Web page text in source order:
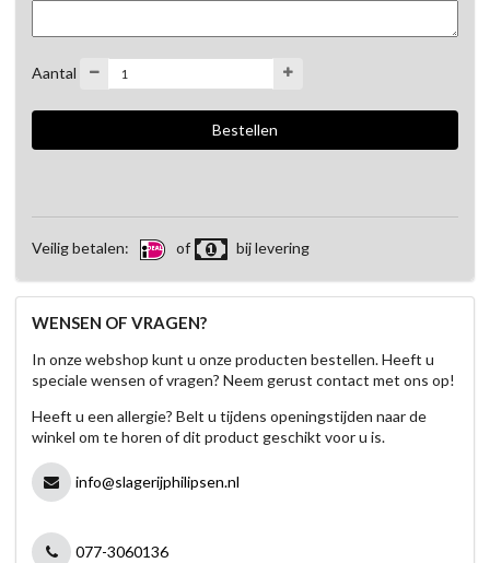
Aantal
Veilig betalen: of bij levering
WENSEN OF VRAGEN?
In onze webshop kunt u onze producten bestellen. Heeft u
speciale wensen of vragen? Neem gerust contact met ons op!
Heeft u een allergie? Belt u tijdens openingstijden naar de
winkel om te horen of dit product geschikt voor u is.
info@slagerijphilipsen.nl
077-3060136